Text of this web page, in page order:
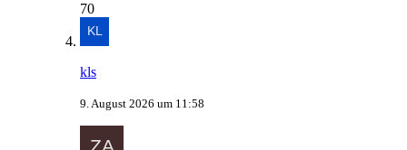
70
kls
9. August 2026 um 11:58